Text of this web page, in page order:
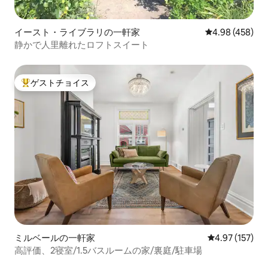
イースト・ライブラリの一軒家 レビュー458
4.98 (458)
静かで人里離れたロフトスイート
大好評のゲストチョイスです。
ゲストチョイス
ミルベールの一軒家 レビュー157
4.97 (157)
高評価、2寝室/1.5バスルームの家/裏庭/駐車場